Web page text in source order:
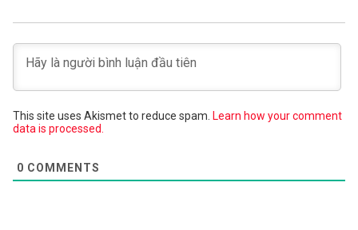
This site uses Akismet to reduce spam. Learn how your comment
data is processed.
0 COMMENTS